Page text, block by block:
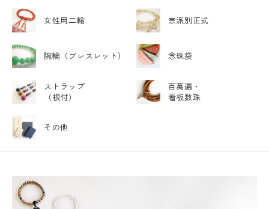
女性用二輪 宗派別正式
腕輪 （ブレスレット） 念珠袋
ストラップ
（根付）
百萬遍・
看板数珠
その他